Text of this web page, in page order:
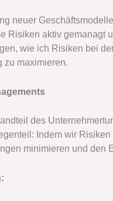
neuer
Risiken aktiv gemanagt
wie ich Risiken bei
zu maximieren.
des
Indem wir
minimieren und den